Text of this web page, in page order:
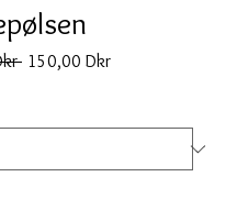
Ordinarie
150,00 DkrReapris